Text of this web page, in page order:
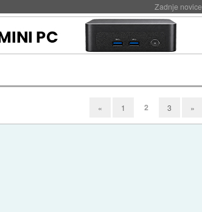
Zadnje novice
« 1 2 3 »